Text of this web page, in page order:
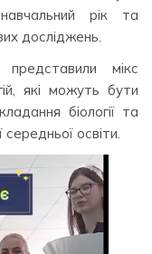
рік та
досліджень.
мікс
які можуть бути
біології та
освіти.